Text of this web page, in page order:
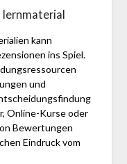
lernmaterial
kann
ins Spiel.
und
Online-Kurse oder
Bewertungen
Eindruck vom